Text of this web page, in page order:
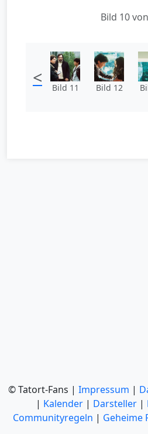
Bild 10
< Bild 11 Bild 12
© Tatort-Fans | Impressum |
| Kalender | Darsteller |
Communityregeln | Geheime